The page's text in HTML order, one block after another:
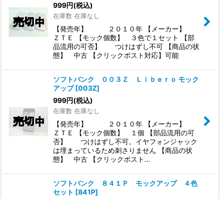
999円(税込)
在庫数 在庫なし
【発売年】 ２０１０年 【メーカー】
ＺＴＥ 【モック個数】 ３色で１セット 【部
品流用の可否】 つけはずし不可 【商品の状
態】 中古 【クリックポスト対応】可能
ソフトバンク ００３Ｚ Ｌｉｂｅｒｏ モック
アップ [003Z]
999円(税込)
在庫数 在庫なし
【発売年】 ２０１０年 【メーカー】
ＺＴＥ 【モック個数】 １個 【部品流用の可
否】 つけはずし不可。イヤフォンジャック
は埋まっているため刺さりません 【商品の状
態】 中古 【クリックポスト…
ソフトバンク ８４１Ｐ モックアップ ４色
セット [841P]